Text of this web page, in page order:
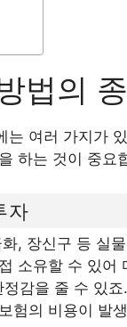
법의
는 여러 가지가
하는 것이 중요
자
, 장신구 등 실
소유할 수 있어
감을 줄 수 있죠.
험의 비용이 발